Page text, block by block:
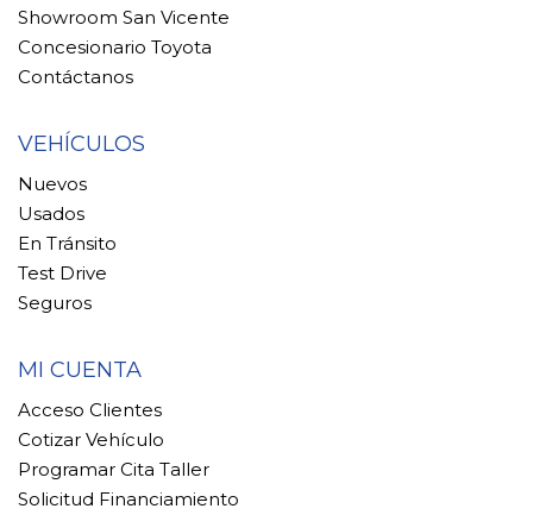
Showroom San Vicente
Concesionario Toyota
Contáctanos
VEHÍCULOS
Nuevos
Usados
En Tránsito
Test Drive
Seguros
MI CUENTA
Acceso Clientes
Cotizar Vehículo
Programar Cita Taller
Solicitud Financiamiento